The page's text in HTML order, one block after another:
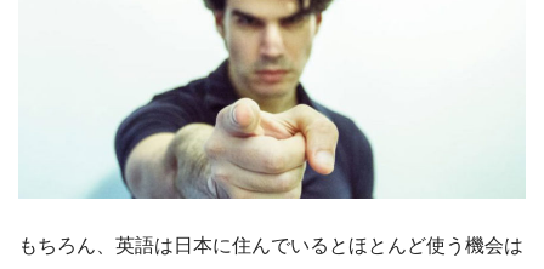
もちろん、英語は日本に住んでいるとほとんど使う機会は